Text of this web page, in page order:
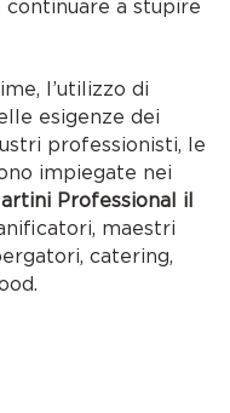
a stupire
l’utilizzo di
esigenze dei
professionisti, le
impiegate nei
Professional il
maestri
catering,